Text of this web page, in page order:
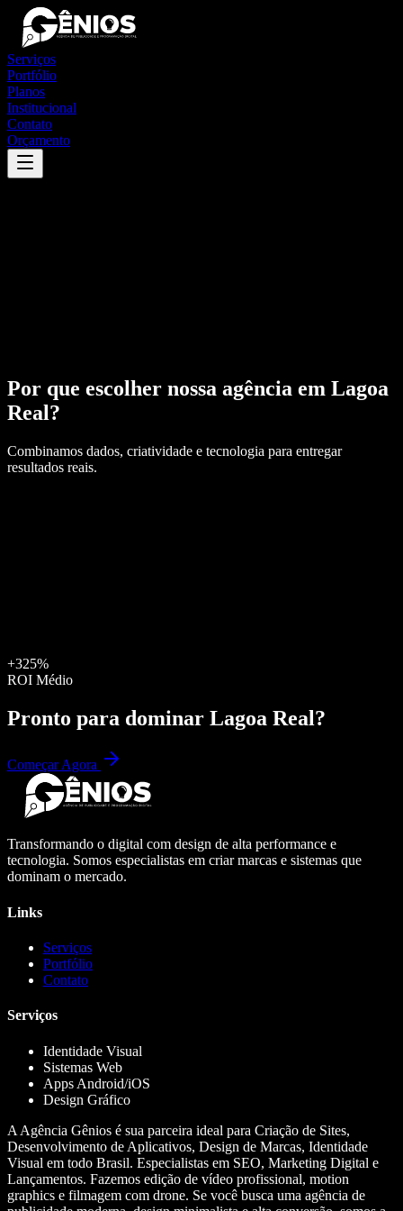
Serviços
Portfólio
Planos
Institucional
Contato
Orçamento
Por que escolher nossa agência em Lagoa
Real?
Combinamos dados, criatividade e tecnologia para entregar
resultados reais.
+325%
ROI Médio
Pronto para dominar Lagoa Real?
Começar Agora
Transformando o digital com design de alta performance e
tecnologia. Somos especialistas em criar marcas e sistemas que
dominam o mercado.
Links
Serviços
Portfólio
Contato
Serviços
Identidade Visual
Sistemas Web
Apps Android/iOS
Design Gráfico
A Agência Gênios é sua parceira ideal para Criação de Sites,
Desenvolvimento de Aplicativos, Design de Marcas, Identidade
Visual em todo Brasil. Especialistas em SEO, Marketing Digital e
Lançamentos. Fazemos edição de vídeo profissional, motion
graphics e filmagem com drone. Se você busca uma agência de